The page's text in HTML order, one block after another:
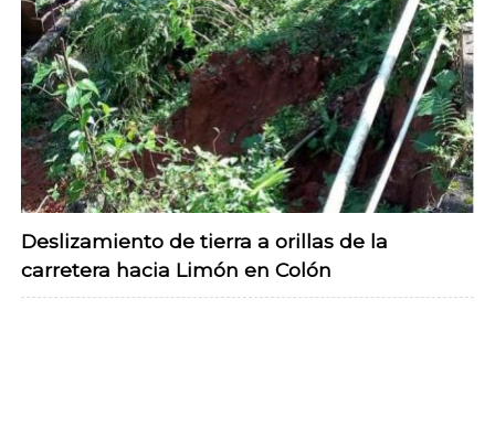
Deslizamiento de tierra a orillas de la
carretera hacia Limón en Colón